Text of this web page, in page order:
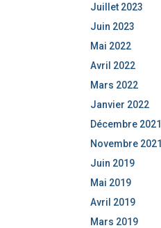
Juillet 2023
Juin 2023
Mai 2022
Avril 2022
Mars 2022
Janvier 2022
Décembre 2021
Novembre 2021
Juin 2019
Mai 2019
Avril 2019
Mars 2019